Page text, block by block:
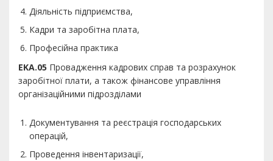
Діяльність підприємства,
Кадри та заробітна плата,
Професійна практика
EKA.05 Провадження кадрових справ та розрахунок
заробітної плати, а також фінансове управління
організаційними підрозділами
Документування та реєстрація господарських
операцій,
Проведення інвентаризації,